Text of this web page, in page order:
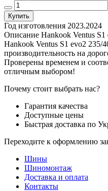
Купить
Год изготовления 2023.2024
Описание Hankook Ventus S1
Hankook Ventus S1 evo2 235/
производительность на
Проверены временем и
отличным выбором!
Почему стоит выбрать нас?
Гарантия качества
Доступные цены
Быстрая доставка по
Переходите к оформлению
Шины
Шиномонтаж
Доставка и оплата
Контакты